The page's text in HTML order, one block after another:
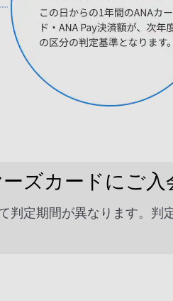
ズカードにご
定期間が異なります。判